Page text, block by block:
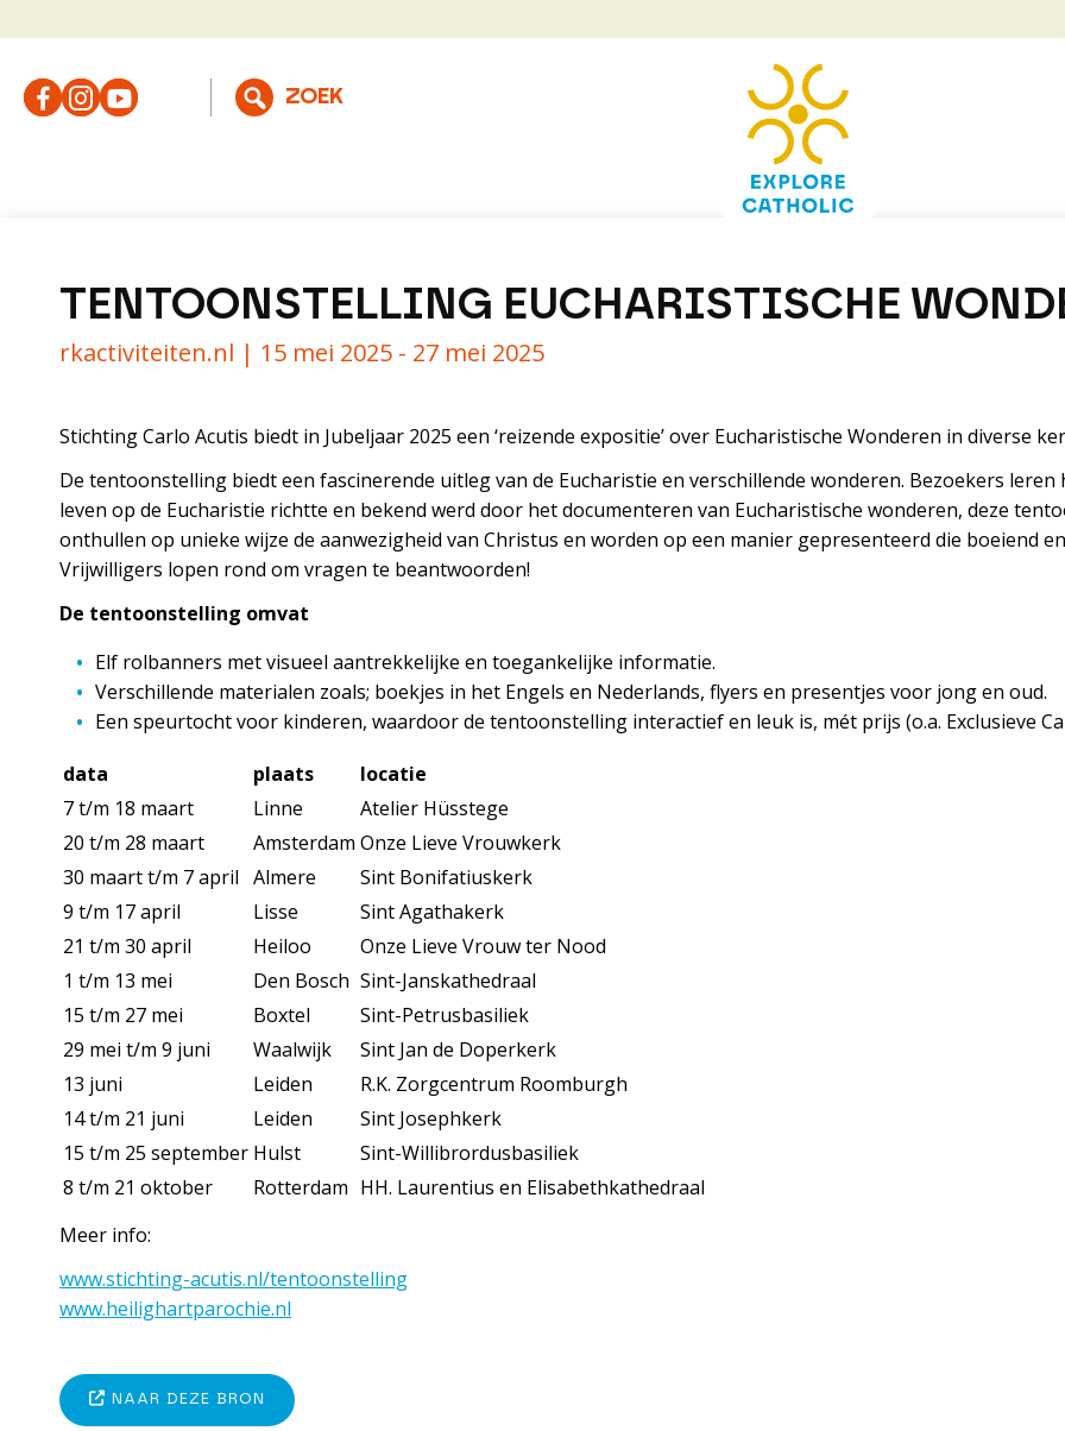
TENTOONSTELLING EUCHARISTISCHE
rkactiviteiten.nl | 15 mei 2025 - 27 mei 2025
Stichting Carlo Acutis biedt in Jubeljaar 2025 een ‘reizende expositie’ over Eucharistische Wonderen in diverse
De tentoonstelling biedt een fascinerende uitleg van de Eucharistie en verschillende wonderen. Bezoekers
leven op de Eucharistie richtte en bekend werd door het documenteren van Eucharistische wonderen, deze
onthullen op unieke wijze de aanwezigheid van Christus en worden op een manier gepresenteerd die boeiend
Vrijwilligers lopen rond om vragen te beantwoorden!
De tentoonstelling omvat
Elf rolbanners met visueel aantrekkelijke en toegankelijke informatie.
Verschillende materialen zoals; boekjes in het Engels en Nederlands, flyers en presentjes voor jong en oud.
Een speurtocht voor kinderen, waardoor de tentoonstelling interactief en leuk is, mét prijs (o.a. Exclusieve
data
plaats
locatie
7 t/m 18 maart
Linne
Atelier Hüsstege
20 t/m 28 maart
Amsterdam Onze Lieve Vrouwkerk
30 maart t/m 7 april Almere
Sint Bonifatiuskerk
9 t/m 17 april
Lisse
Sint Agathakerk
21 t/m 30 april
Heiloo
Onze Lieve Vrouw ter Nood
1 t/m 13 mei
Den Bosch Sint-Janskathedraal
15 t/m 27 mei
Boxtel
Sint-Petrusbasiliek
29 mei t/m 9 juni
Waalwijk
Sint Jan de Doperkerk
13 juni
Leiden
R.K. Zorgcentrum Roomburgh
14 t/m 21 juni
Leiden
Sint Josephkerk
15 t/m 25 september Hulst
Sint-Willibrordusbasiliek
8 t/m 21 oktober
Rotterdam HH. Laurentius en Elisabethkathedraal
Meer info:
www.stichting-acutis.nl/tentoonstelling
www.heilighartparochie.nl
NAAR DEZE BRON